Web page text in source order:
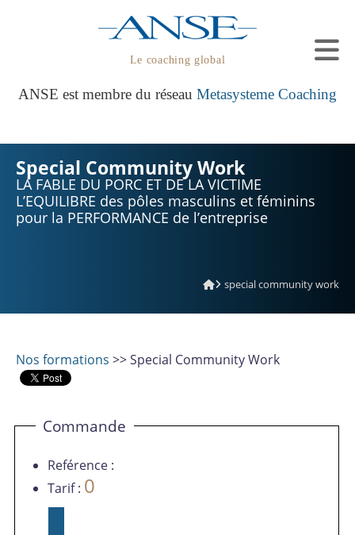
Le coaching global
ANSE est membre du réseau Metasysteme Coaching
Special Community Work
LA FABLE DU PORC ET DE LA VICTIME
L’EQUILIBRE des pôles masculins et féminins
pour la PERFORMANCE de l’entreprise
special community work
Nos formations >> Special Community Work
Commande
Reférence :
Tarif : 0